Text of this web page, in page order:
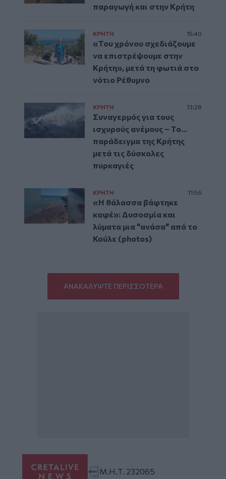
παραγωγή και στην Κρήτη
ΚΡΗΤΗ 15:40
«Του χρόνου σχεδιάζουμε
να επιστρέψουμε στην
Κρήτη», μετά τη φωτιά στο
νότιο Ρέθυμνο
ΚΡΗΤΗ 13:28
Συναγερμός για τους
ισχυρούς ανέμους – Το...
παράδειγμα της Κρήτης
μετά τις δύσκολες
πυρκαγιές
ΚΡΗΤΗ 11:56
«Η θάλασσα βάφτηκε
καφέ»: Δυσοσμία και
λύματα μια "ανάσα" από το
Κούλε (photos)
ΑΝΑΚΑΛΥΨΤΕ ΠΕΡΙΣΣΟΤΕΡΑ
Μ.Η.Τ. 232065